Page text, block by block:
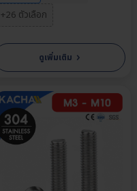
+26 ตัวเลือก
ดูเพิ่มเติม ›